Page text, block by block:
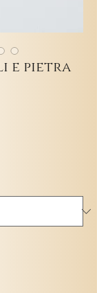
e pietra